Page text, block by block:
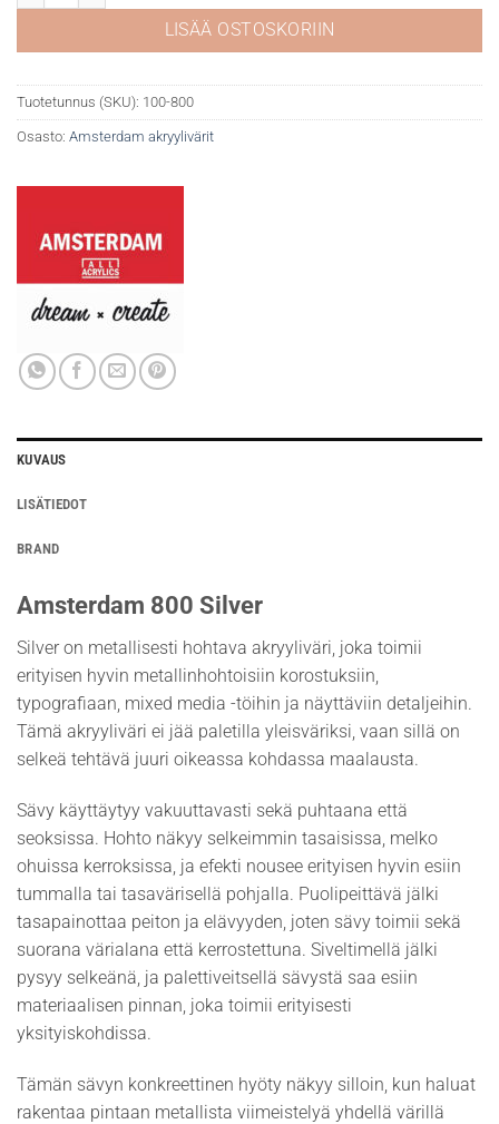
LISÄÄ OSTOSKORIIN
Tuotetunnus (SKU): 100-800
Osasto: Amsterdam akryylivärit
KUVAUS
LISÄTIEDOT
BRAND
Amsterdam 800 Silver
Silver on metallisesti hohtava akryyliväri, joka toimii
erityisen hyvin metallinhohtoisiin korostuksiin,
typografiaan, mixed media -töihin ja näyttäviin detaljeihin.
Tämä akryyliväri ei jää paletilla yleisväriksi, vaan sillä on
selkeä tehtävä juuri oikeassa kohdassa maalausta.
Sävy käyttäytyy vakuuttavasti sekä puhtaana että
seoksissa. Hohto näkyy selkeimmin tasaisissa, melko
ohuissa kerroksissa, ja efekti nousee erityisen hyvin esiin
tummalla tai tasavärisellä pohjalla. Puolipeittävä jälki
tasapainottaa peiton ja elävyyden, joten sävy toimii sekä
suorana värialana että kerrostettuna. Siveltimellä jälki
pysyy selkeänä, ja palettiveitsellä sävystä saa esiin
materiaalisen pinnan, joka toimii erityisesti
yksityiskohdissa.
Tämän sävyn konkreettinen hyöty näkyy silloin, kun haluat
rakentaa pintaan metallista viimeistelyä yhdellä värillä